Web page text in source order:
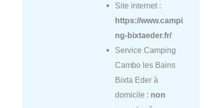
Site internet :
https://www.campi
ng-bixtaeder.fr/
Service Camping
Cambo les Bains
Bixta Eder à
domicile : non